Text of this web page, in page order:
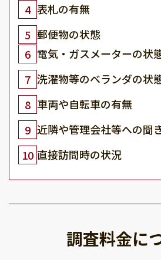
4 表札の有無
5 郵便物の状態
6 電気・ガスメーターの状
7 洗濯物等のベランダの状
8 車両や自転車の有無
9 近隣や管理会社等への聞
10 直接訪問時の状況
調査料金に